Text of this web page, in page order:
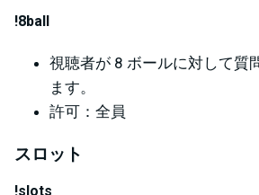
!8ball
視聴者が 8 ボールに対して質
ます。
許可：全員
スロット
!slots